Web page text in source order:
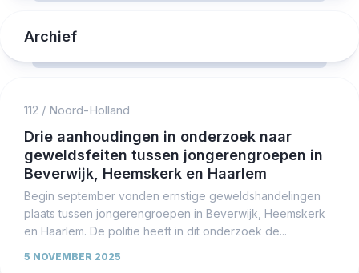
Archief
112 / Noord-Holland
Drie aanhoudingen in onderzoek naar
geweldsfeiten tussen jongerengroepen in
Beverwijk, Heemskerk en Haarlem
Begin september vonden ernstige geweldshandelingen
plaats tussen jongerengroepen in Beverwijk, Heemskerk
en Haarlem. De politie heeft in dit onderzoek de...
5 NOVEMBER 2025